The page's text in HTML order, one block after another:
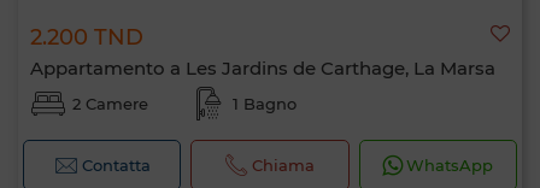
2.200 TND
Appartamento a Les Jardins de Carthage, La Marsa
2 Camere 1 Bagno
Contatta Chiama WhatsApp